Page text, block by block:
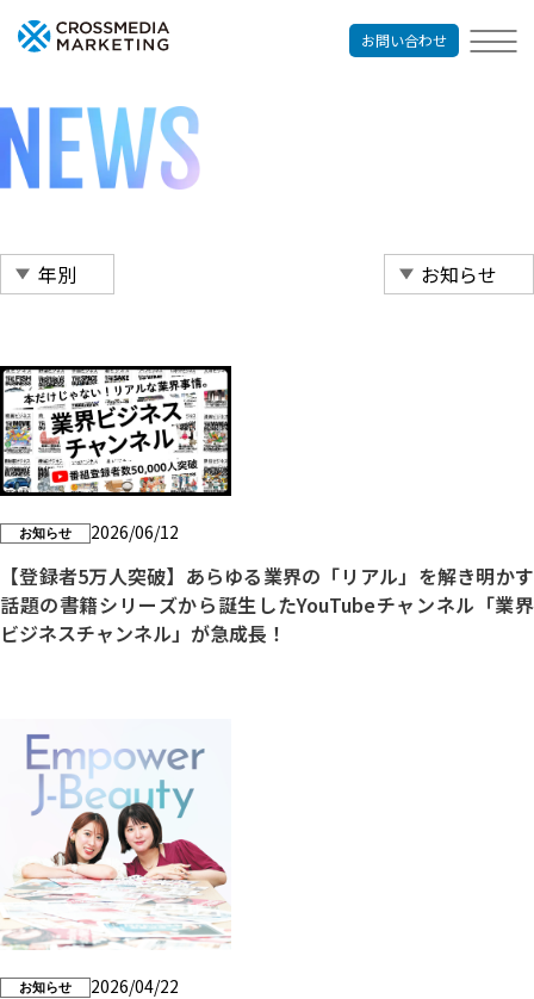
お問い合わせ
お知らせ 2026/06/12
【登録者5万人突破】あらゆる業界の「リアル」を解き明かす
話題の書籍シリーズから誕生したYouTubeチャンネル「業界
ビジネスチャンネル」が急成長！
お知らせ 2026/04/22